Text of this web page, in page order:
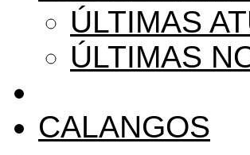
ÚLTIMAS
ÚLTIMAS
CALANGOS